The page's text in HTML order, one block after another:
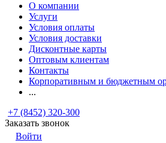
О компании
Услуги
Условия оплаты
Условия доставки
Дисконтные карты
Оптовым клиентам
Контакты
Корпоративным и бюджетным
...
+7 (8452) 320-300
Заказать звонок
Войти